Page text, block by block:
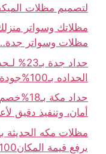
لتصميم مظلات
مظلات وسواتر جدة…خصم35%
حداد
الحداده بـ100%جودة وإتقان
حداد
أمان، وتنفيذ دقيق
يرفع قيمة المكان100% اتصل الان